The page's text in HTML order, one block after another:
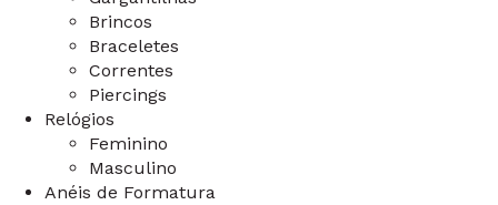
Brincos
Braceletes
Correntes
Piercings
Relógios
Feminino
Masculino
Anéis de Formatura